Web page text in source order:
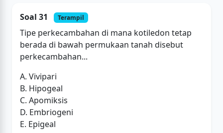
Soal 31 Terampil
Tipe perkecambahan di mana kotiledon tetap
berada di bawah permukaan tanah disebut
perkecambahan...
A. Vivipari
B. Hipogeal
C. Apomiksis
D. Embriogeni
E. Epigeal